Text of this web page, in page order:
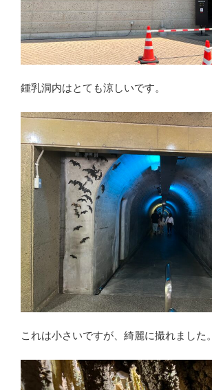
鍾乳洞内はとても涼しいです。
これは小さいですが、綺麗に撮れました。